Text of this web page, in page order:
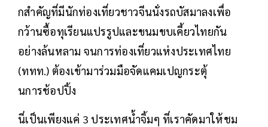
กสำคัญที่มีนักท่องเที่ยวชาวจีนนั่งรถบัสมาลงเพื่อ
กว้านซื้อทุเรียนแปรรูปและขนมขบเคี้ยวไทยกัน
อย่างล้นหลาม จนการท่องเที่ยวแห่งประเทศไทย
(ททท.) ต้องเข้ามาร่วมมือจัดแคมเปญกระตุ้
นการช้อปปิ้ง
นี่เป็นเพียงแค่ 3 ประเทศน้ำจิ้มๆ ที่เราคัดมาให้ชม